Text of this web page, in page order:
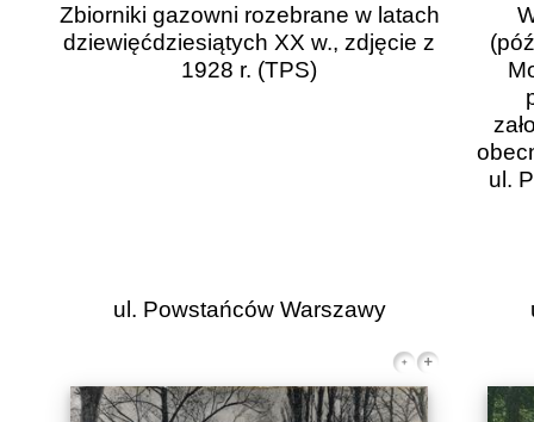
Zbiorniki gazowni rozebrane w latach
dziewięćdziesiątych XX w., zdjęcie z
1928 r. (TPS)
ul.
ul. Powstańców Warszawy